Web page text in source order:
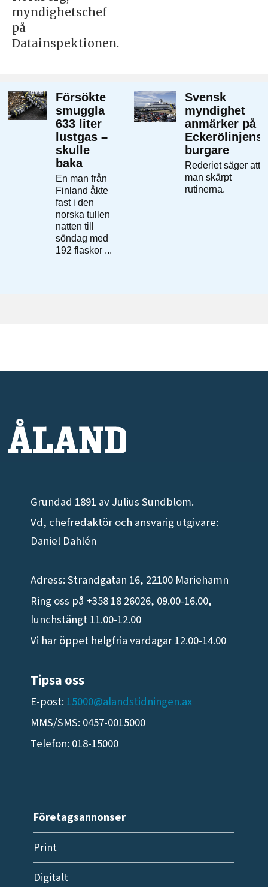
myndighetschef
på
Datainspektionen.
Grundad 1891 av Julius Sundblom.
Vd, chefredaktör och ansvarig utgivare:
Daniel Dahlén
Adress: Strandgatan 16, 22100 Mariehamn
Ring oss på +358 18 26026, 09.00-16.00,
lunchstängt 11.00-12.00
Vi har öppet helgfria vardagar 12.00-14.00
Tipsa oss
E-post: 15000@alandstidningen.ax
MMS/SMS: 0457-0015000
Telefon: 018-15000
Företagsannonser
Print
Digitalt